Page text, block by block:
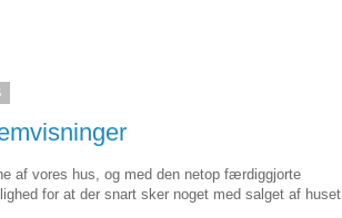
af vores hus, og med den netop færdiggjorte
for at der snart sker noget med salget af huset.